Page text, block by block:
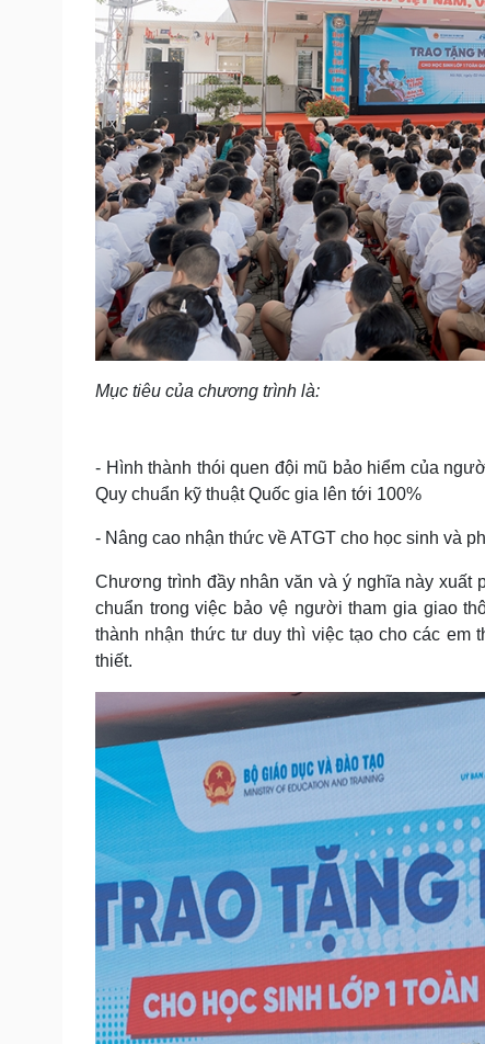
Mục tiêu của chương trình là:
- Hình thành thói quen đội mũ bảo hiểm của
Quy chuẩn kỹ thuật Quốc gia lên tới 100%
- Nâng cao nhận thức về ATGT cho học sinh và
Chương trình đầy nhân văn và ý nghĩa này xuất
chuẩn trong việc bảo vệ người tham gia giao
thành nhận thức tư duy thì việc tạo cho các em
thiết.